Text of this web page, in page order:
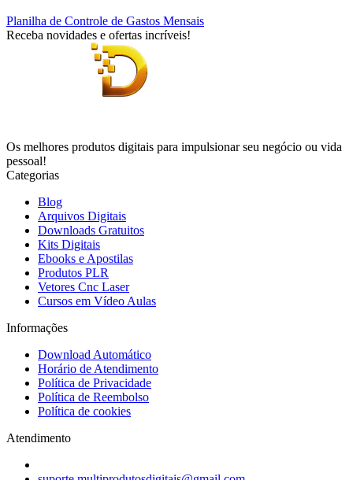
Planilha de Controle de Gastos Mensais
Receba novidades e ofertas incríveis!
Os melhores produtos digitais para impulsionar seu negócio ou vida
pessoal!
Categorias
Blog
Arquivos Digitais
Downloads Gratuitos
Kits Digitais
Ebooks e Apostilas
Produtos PLR
Vetores Cnc Laser
Cursos em Vídeo Aulas
Informações
Download Automático
Horário de Atendimento
Política de Privacidade
Política de Reembolso
Política de cookies
Atendimento